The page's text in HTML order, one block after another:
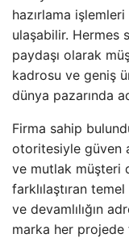
hazırlama
ulaşabilir. Hermes
paydaşı olarak
kadrosu ve geniş
dünya pazarında
Firma sahip
otoritesiyle güven
ve mutlak müşteri
farklılaştıran
ve devamlılığın
marka her projede